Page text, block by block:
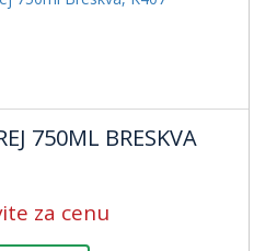
750ML BRESKVA
za cenu